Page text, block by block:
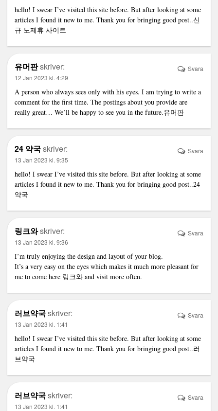
hello! I swear I’ve visited this site before. But after looking at some
articles I found it new to me. Thank you for bringing good post..신
규 노제휴 사이트
유머판skriver:
12 Jan 2023 kl. 4:29
A person who always sees only with his eyes. I am trying to write a
comment for the first time. The postings about you provide are
really great… We’ll be happy to see you in the future.유머판
Svara
24 약국skriver:
13 Jan 2023 kl. 9:35
hello! I swear I’ve visited this site before. But after looking at some
articles I found it new to me. Thank you for bringing good post..24
약국
Svara
링크와skriver:
13 Jan 2023 kl. 9:36
I’m truly enjoying the design and layout of your blog.
It’s a very easy on the eyes which makes it much more pleasant for
me to come here 링크와 and visit more often.
Svara
러브약국skriver:
13 Jan 2023 kl. 1:41
hello! I swear I’ve visited this site before. But after looking at some
articles I found it new to me. Thank you for bringing good post..러
브약국
Svara
러브약국skriver:
13 Jan 2023 kl. 1:41
Svara